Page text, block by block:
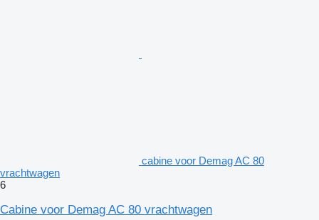
cabine voor Demag AC 80
vrachtwagen
6
Cabine voor Demag AC 80 vrachtwagen